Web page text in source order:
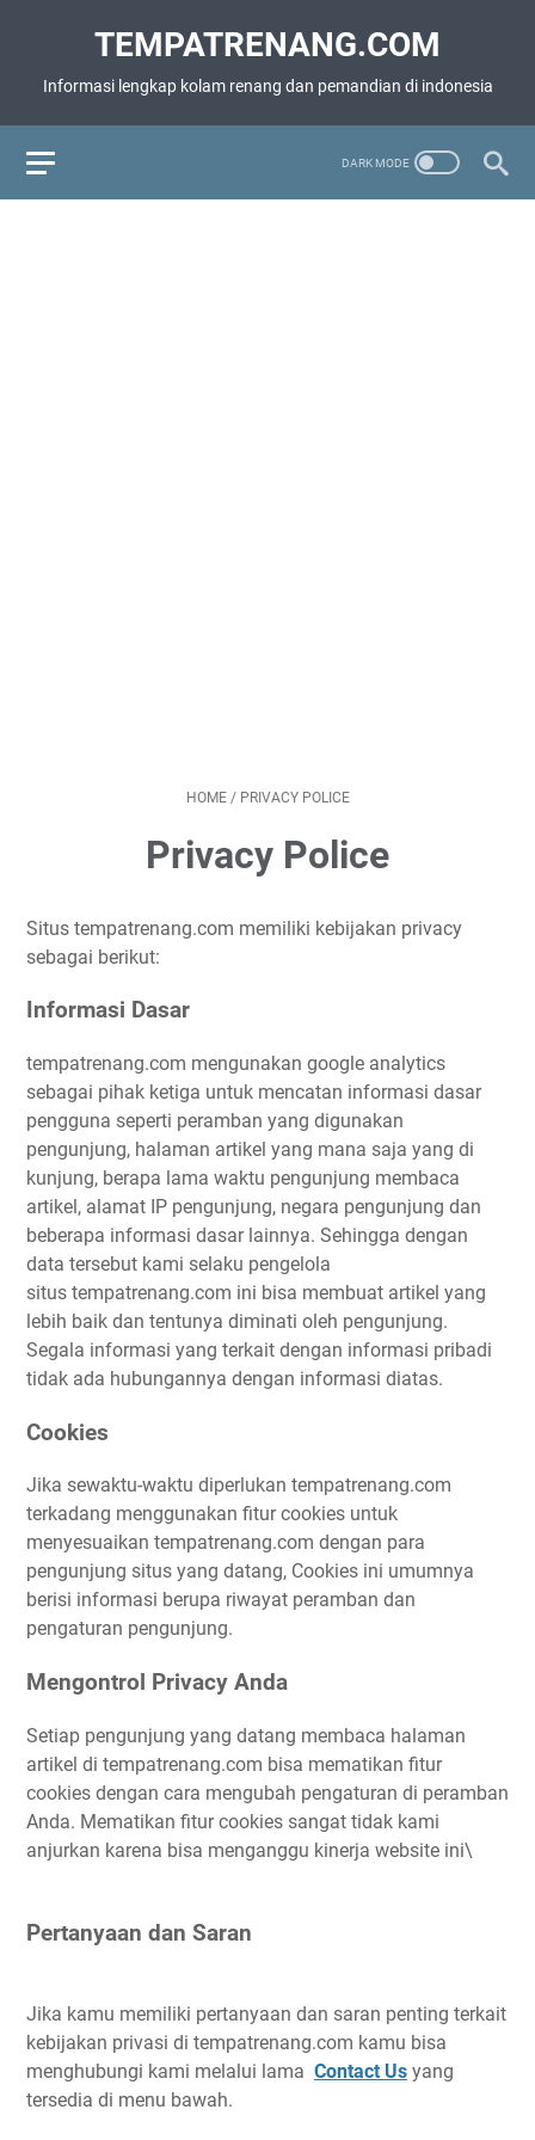
TEMPATRENANG.COM
Informasi lengkap kolam renang dan pemandian di indonesia
HOME / PRIVACY POLICE
Privacy Police
Situs tempatrenang.com memiliki kebijakan privacy
sebagai berikut:
Informasi Dasar
tempatrenang.com mengunakan google analytics
sebagai pihak ketiga untuk mencatan informasi dasar
pengguna seperti peramban yang digunakan
pengunjung, halaman artikel yang mana saja yang di
kunjung, berapa lama waktu pengunjung membaca
artikel, alamat IP pengunjung, negara pengunjung dan
beberapa informasi dasar lainnya. Sehingga dengan
data tersebut kami selaku pengelola
situs tempatrenang.com ini bisa membuat artikel yang
lebih baik dan tentunya diminati oleh pengunjung.
Segala informasi yang terkait dengan informasi pribadi
tidak ada hubungannya dengan informasi diatas.
Cookies
Jika sewaktu-waktu diperlukan tempatrenang.com
terkadang menggunakan fitur cookies untuk
menyesuaikan tempatrenang.com dengan para
pengunjung situs yang datang, Cookies ini umumnya
berisi informasi berupa riwayat peramban dan
pengaturan pengunjung.
Mengontrol Privacy Anda
Setiap pengunjung yang datang membaca halaman
artikel di tempatrenang.com bisa mematikan fitur
cookies dengan cara mengubah pengaturan di peramban
Anda. Mematikan fitur cookies sangat tidak kami
anjurkan karena bisa menganggu kinerja website ini\
Pertanyaan dan Saran
Jika kamu memiliki pertanyaan dan saran penting terkait
kebijakan privasi di tempatrenang.com kamu bisa
menghubungi kami melalui lama Contact Us yang
tersedia di menu bawah.